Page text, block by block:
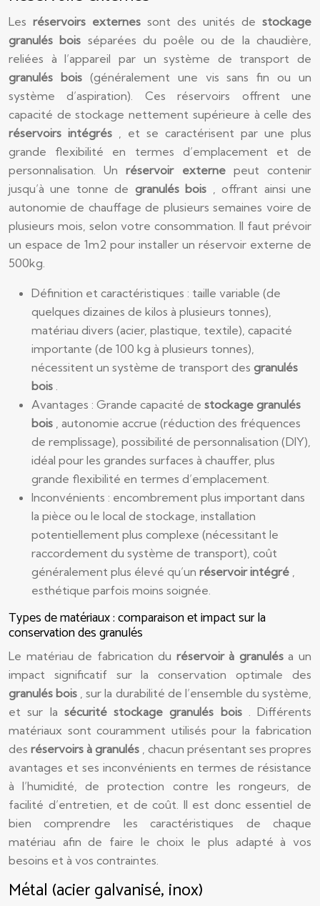
Les réservoirs externes sont des unités de stockage
granulés bois séparées du poêle ou de la chaudière,
reliées à l’appareil par un système de transport de
granulés bois (généralement une vis sans fin ou un
système d’aspiration). Ces réservoirs offrent une
capacité de stockage nettement supérieure à celle des
réservoirs intégrés , et se caractérisent par une plus
grande flexibilité en termes d’emplacement et de
personnalisation. Unréservoir externe peut contenir
jusqu’à une tonne de granulés bois , offrant ainsi une
autonomie de chauffage de plusieurs semaines voire de
plusieurs mois, selon votre consommation. Il faut prévoir
un espace de 1m2 pour installer un réservoir externe de
500kg.
Définition et caractéristiques : taille variable (de
quelques dizaines de kilos à plusieurs tonnes),
matériau divers (acier, plastique, textile), capacité
importante (de 100 kg à plusieurs tonnes),
nécessitent un système de transport des granulés
bois .
Avantages : Grande capacité de stockage granulés
bois , autonomie accrue (réduction des fréquences
de remplissage), possibilité de personnalisation (DIY),
idéal pour les grandes surfaces à chauffer, plus
grande flexibilité en termes d’emplacement.
Inconvénients : encombrement plus important dans
la pièce ou le local de stockage, installation
potentiellement plus complexe (nécessitant le
raccordement du système de transport), coût
généralement plus élevé qu’un réservoir intégré ,
esthétique parfois moins soignée.
Types de matériaux : comparaison et impact sur la
conservation des granulés
Le matériau de fabrication du réservoir à granulésa un
impact significatif sur la conservation optimale des
granulés bois , sur la durabilité de l’ensemble du système,
et sur la sécurité stockage granulés bois . Différents
matériaux sont couramment utilisés pour la fabrication
des réservoirs à granulés , chacun présentant ses propres
avantages et ses inconvénients en termes de résistance
à l’humidité, de protection contre les rongeurs, de
facilité d’entretien, et de coût. Il est donc essentiel de
bien comprendre les caractéristiques de chaque
matériau afin de faire le choix le plus adapté à vos
besoins et à vos contraintes.
Métal (acier galvanisé, inox)